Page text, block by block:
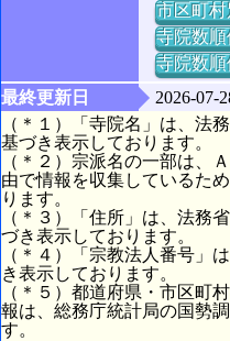
市区町
寺院数
寺院数
最終更新日
2026-07-
（＊１）「寺院名」は、法
基づき表示しております。
（＊２）宗派名の一部は、
由で情報を収集しているた
ります。
（＊３）「住所」は、法務
づき表示しております。
（＊４）「宗教法人番号」
き表示しております。
（＊５）都道府県・市区町
報は、総務庁統計局の国勢
す。